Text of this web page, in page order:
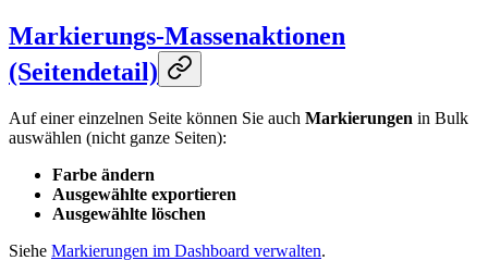
Markierungs-Massenaktionen
(Seitendetail)
Auf einer einzelnen Seite können Sie auch Markierungen in Bulk
auswählen (nicht ganze Seiten):
Farbe ändern
Ausgewählte exportieren
Ausgewählte löschen
Siehe Markierungen im Dashboard verwalten.